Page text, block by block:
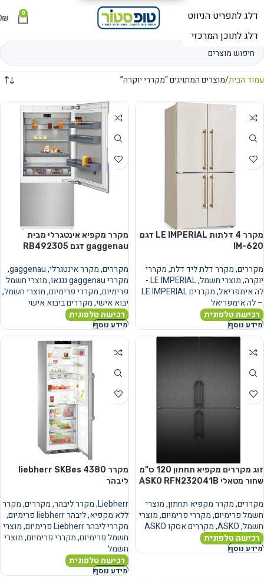
תפריט 0
₪
עמוד הבית מוצרים המתויגים “מקררי יוקרה”
מקרר 4 דלתות LE IMPERIAL דגם
IM-620
מקררים,מקרר דלת ליד דלת,מקררי
יוקרה,מוצרי חשמל,
LE IMPERIAL -
לה אימפריאל,
מקררים LE IMPERIAL
– לה אימפריאל
רכישה טלפונית
מידע נוסף
מקרר מקפיא אינטגרלי מבית
gaggenau דגם RB492305
מקררים,מקרר אינטגרלי,
gaggenau
,
מקררי gaggenau גגנאו
,מוצרי חשמל
פרימיום,מקררי פרימיום,מוצרי חשמל,
יבוא אישי,מקררים ביבוא אישי
רכישה טלפונית
מידע נוסף
זוג מקררים מקפיא תחתון 120 ס"מ
שחור מטאלי ASKO RFN232041B
מקררים,מקרר מקפיא תחתון,מוצרי
חשמל פרימיום,מקררי פרימיום,מוצרי
חשמל,
ASKO
,מקררים אסקו ASKO
רכישה טלפונית
מידע נוסף
מקרר liebherr SKBes 4380
ליבהר
Liebherr
,מקרר ליבהר,מקררים,מקרר
ללא מקפיא,ליבהר liebherr פרימיום
,
מקררי ליבהר Liebherr פרימיום
,מוצרי
חשמל פרימיום,מקררי פרימיום,מוצרי
חשמל
רכישה טלפונית
מידע נוסף